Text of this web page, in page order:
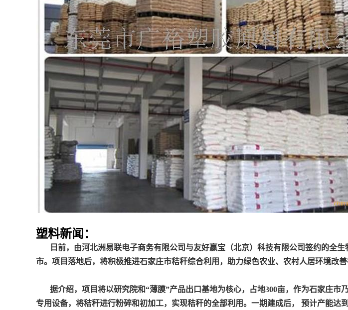
塑料新闻：
日前，由河北洲易联电子商务有限公司与友好嬴宝（北京）科技有限公司签约的全
市。项目落地后，将积极推进石家庄市秸秆综合利用，助力绿色农业、农村人居环境改善
据介绍，项目将以研究院和“薄膜”产品出口基地为核心，占地300亩，作为石家庄
专用设备，将秸秆进行粉碎和初加工，实现秸秆的全部利用。一期建成后， 预计产能达